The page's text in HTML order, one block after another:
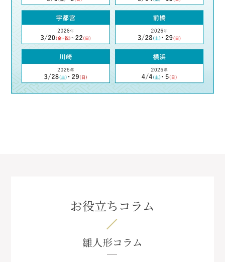
お役立ちコラム
雛人形コラム